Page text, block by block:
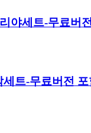
야세트-무료버
트-무료버전 포